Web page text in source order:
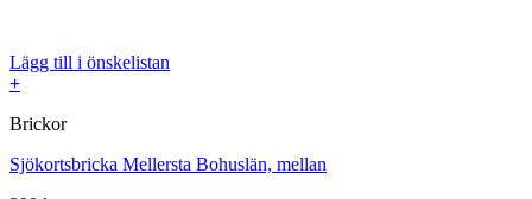
Lägg till i önskelistan
+
Brickor
Sjökortsbricka Mellersta Bohuslän, mellan